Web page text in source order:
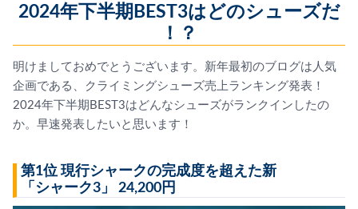
2024年下半期BEST3はどのシューズだ
！？
明けましておめでとうございます。新年最初のブログは人気
企画である、クライミングシューズ売上ランキング発表！
2024年下半期BEST3はどんなシューズがランクインしたの
か。早速発表したいと思います！
第1位 現行シャークの完成度を超えた新
「シャーク3」 24,200円